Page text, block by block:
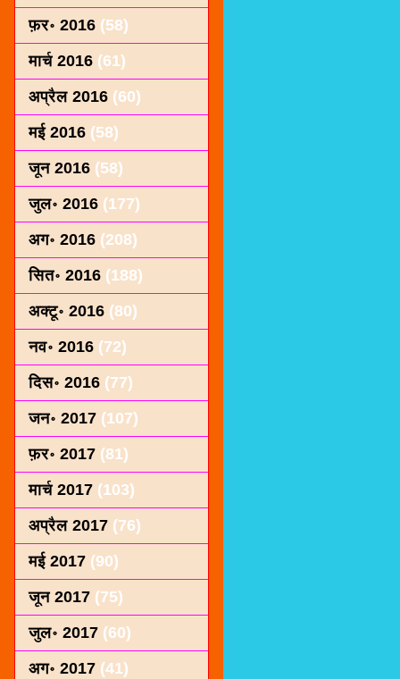
फ़र॰ 2016 (58)
मार्च 2016 (61)
अप्रैल 2016 (60)
मई 2016 (58)
जून 2016 (58)
जुल॰ 2016 (177)
अग॰ 2016 (208)
सित॰ 2016 (188)
अक्टू॰ 2016 (80)
नव॰ 2016 (72)
दिस॰ 2016 (77)
जन॰ 2017 (107)
फ़र॰ 2017 (81)
मार्च 2017 (103)
अप्रैल 2017 (76)
मई 2017 (90)
जून 2017 (75)
जुल॰ 2017 (60)
अग॰ 2017 (41)